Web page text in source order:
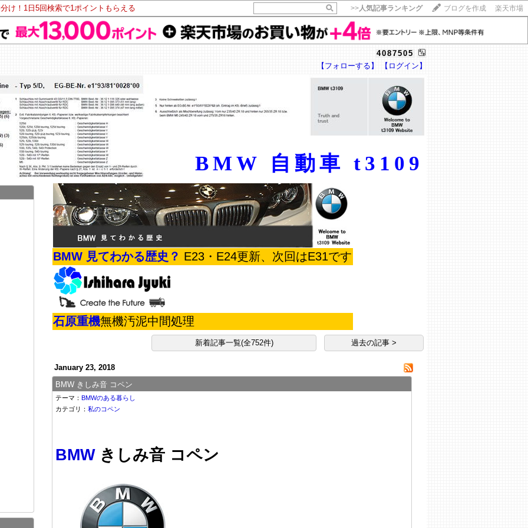
け！1日5回検索で1ポイントもらえる >>人気記事ランキング ブログを作成 楽天市場
4087505
【フォローする】 【ログイン】
BMW 自動車 t3109
BMW 見てわかる歴史？ E23・E24更新、次回はE31です
石原重機無機汚泥中間処理
新着記事一覧(全752件) 過去の記事 >
January 23, 2018
BMW きしみ音 コペン
テーマ：BMWのある暮らし
カテゴリ：私のコペン
BMWきしみ音 コペン
いいね!